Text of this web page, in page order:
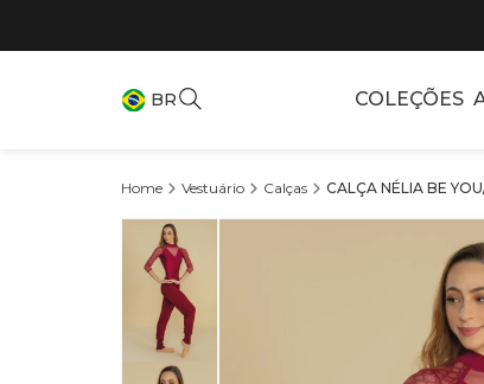
BR COLEÇÕES
Vestuário Calças CALÇA NÉLIA BE